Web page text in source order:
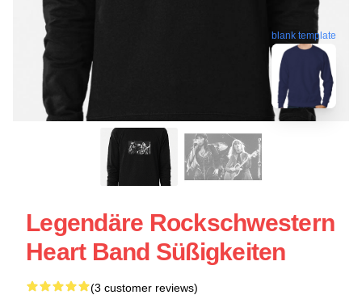
blank template
Legendäre Rockschwestern
Heart Band Süßigkeiten
(3 customer reviews)